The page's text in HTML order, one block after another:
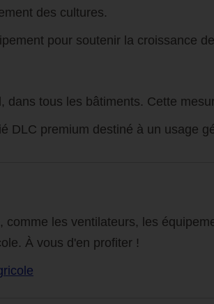
des cultures.
pour soutenir la croissance
tous les bâtiments. Cette
DLC premium destiné à un usage
les ventilateurs, les
À vous d'en profiter !